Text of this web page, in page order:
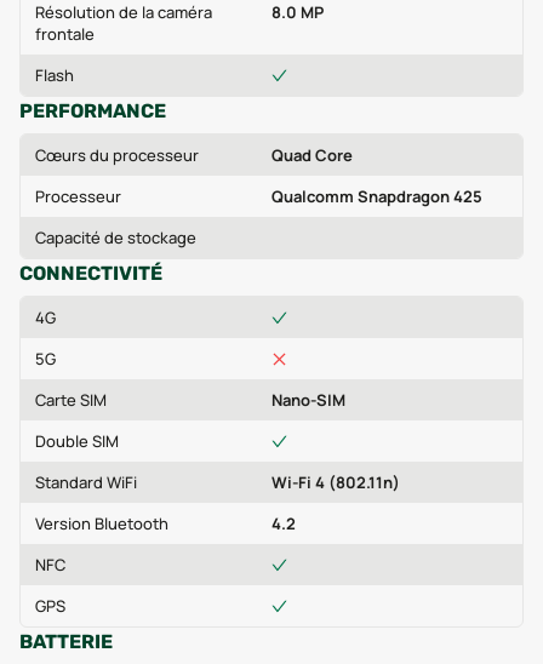
Résolution de la caméra
frontale
8.0 MP
Flash
PERFORMANCE
Cœurs du processeur
Quad Core
Processeur
Qualcomm Snapdragon 425
Capacité de stockage
CONNECTIVITÉ
4G
5G
Carte SIM
Nano-SIM
Double SIM
Standard WiFi
Wi-Fi 4 (802.11n)
Version Bluetooth
4.2
NFC
GPS
BATTERIE